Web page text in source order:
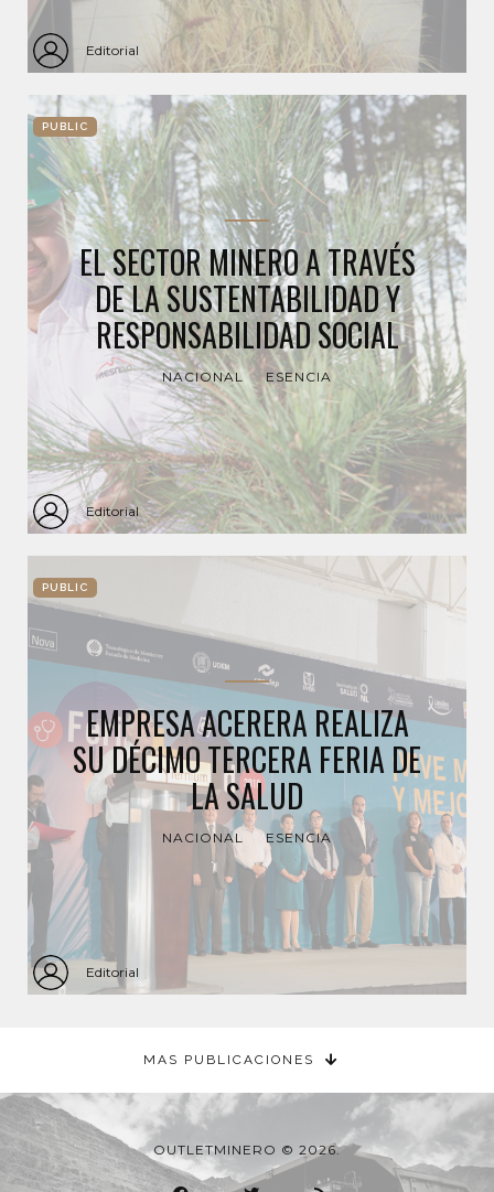
Editorial
PUBLIC
EL SECTOR MINERO A TRAVÉS
DE LA SUSTENTABILIDAD Y
RESPONSABILIDAD SOCIAL
NACIONAL ESENCIA
Editorial
PUBLIC
EMPRESA ACERERA REALIZA
SU DÉCIMO TERCERA FERIA DE
LA SALUD
NACIONAL ESENCIA
Editorial
MAS PUBLICACIONES
OUTLETMINERO © 2026.